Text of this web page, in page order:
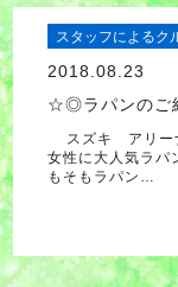
スタッフによるク
2018.08.23
☆◎ラパンの
スズキ アリー
女性に大人気ラパ
もそもラパン…